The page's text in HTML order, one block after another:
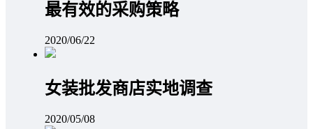
最有效的采购策略
2020/06/22
女装批发商店实地调查
2020/05/08